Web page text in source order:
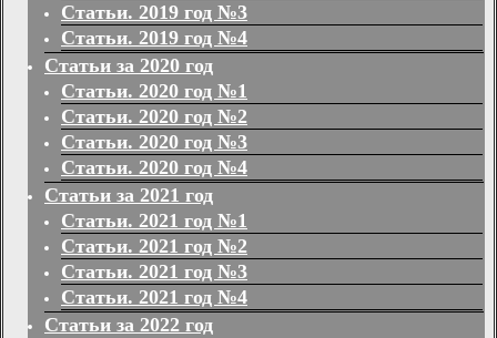
Статьи. 2019 год №3
Статьи. 2019 год №4
Статьи за 2020 год
Статьи. 2020 год №1
Статьи. 2020 год №2
Статьи. 2020 год №3
Статьи. 2020 год №4
Статьи за 2021 год
Статьи. 2021 год №1
Статьи. 2021 год №2
Статьи. 2021 год №3
Статьи. 2021 год №4
Статьи за 2022 год